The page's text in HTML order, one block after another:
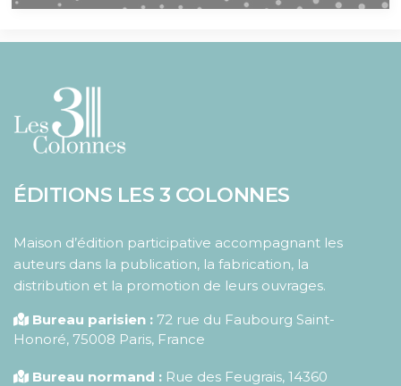
ÉDITIONS LES 3 COLONNES
Maison d’édition participative accompagnant les
auteurs dans la publication, la fabrication, la
distribution et la promotion de leurs ouvrages.
Bureau parisien : 72 rue du Faubourg Saint-
Honoré, 75008 Paris, France
Bureau normand : Rue des Feugrais, 14360